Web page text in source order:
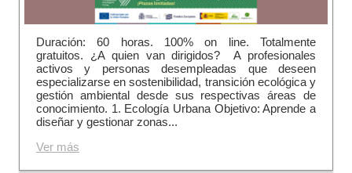
Duración: 60 horas. 100% on line. Totalmente
gratuitos. ¿A quien van dirigidos? A profesionales
activos y personas desempleadas que deseen
especializarse en sostenibilidad, transición ecológica y
gestión ambiental desde sus respectivas áreas de
conocimiento. 1. Ecología Urbana Objetivo: Aprende a
diseñar y gestionar zonas...
Ver más